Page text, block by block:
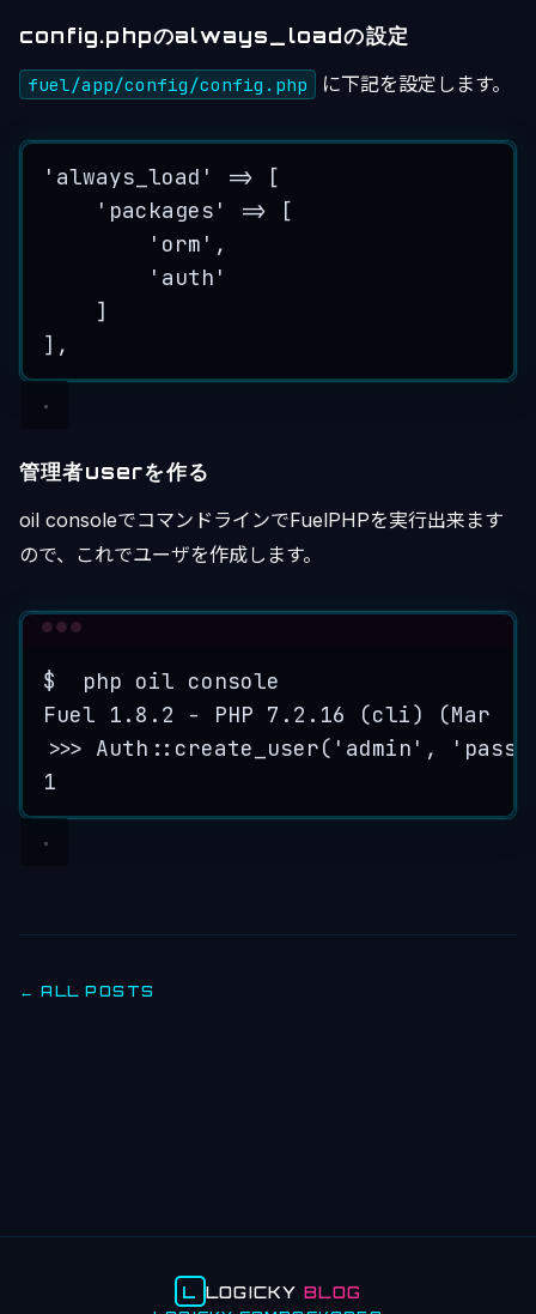
config.phpのalways_loadの設定
fuel/app/config/config.php に下記を設定します。
' always_load ' => [
' packages ' => [
' orm ' ,
' auth '
]
],
管理者userを作る
oil consoleでコマンドラインでFuelPHPを実行出来ます
ので、これでユーザを作成します。
$ php oil console
Fuel
1.8.2 - PHP 7.2.16 (cli) (Mar
>>> Auth::create_user( 'admin' , '
1
← ALL POSTS
L LOGICKYBLOG